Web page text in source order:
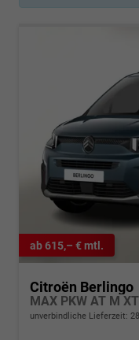
ab 615,– € mtl.
Citroën Berlingo
MAX PKW AT M
unverbindliche Lieferzeit: